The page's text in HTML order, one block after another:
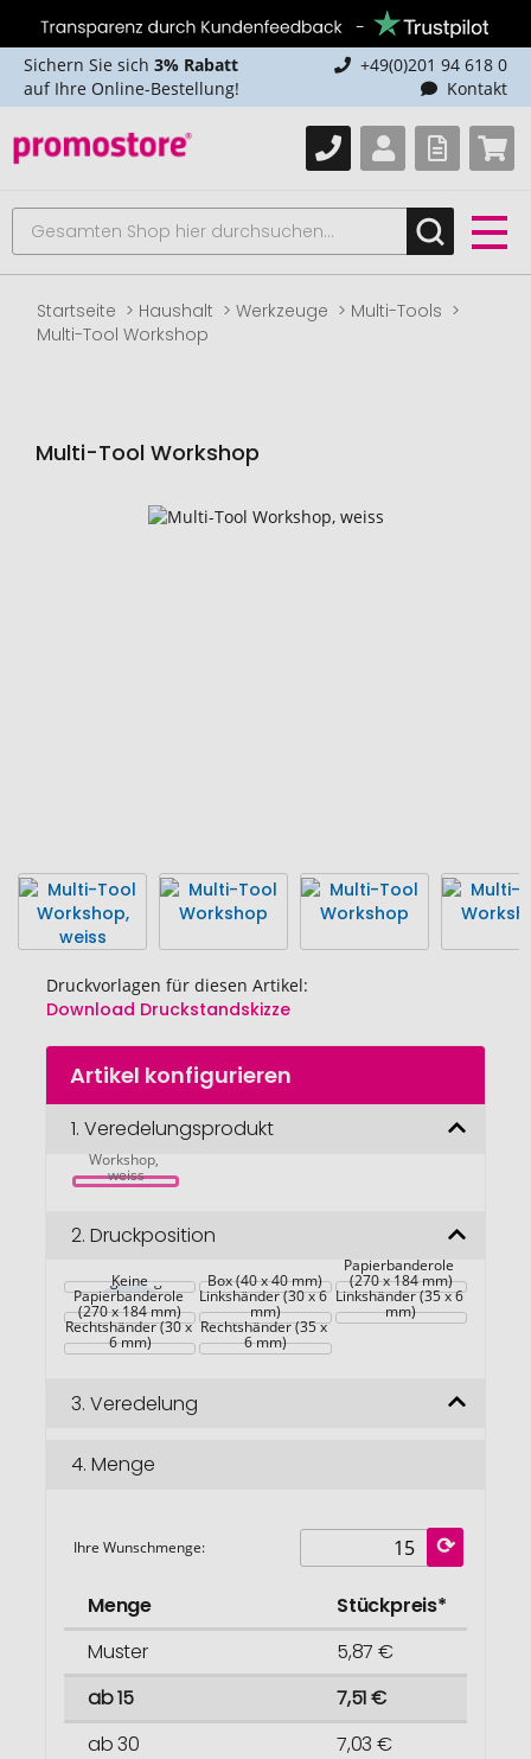
Sichern Sie sich 3% Rabatt
auf Ihre Online-Bestellung!
+49(0)201 94 618 0
Kontakt
Startseite Haushalt Werkzeuge
Multi-Tools
Multi-Tool Workshop
Multi-Tool Workshop
Druckvorlagen für diesen Artikel:
Download Druckstandskizze
Zum
Anfang
Bildgalerie
Artikel konfigurieren
1. Veredelungsprodukt
Workshop,
weiss
2. Druckposition
Keine Box (40 x 40 mm)
Maßgefertigte
Papierbanderole
(270 x 184 mm)
Maßgefertigte
Papierbanderole
(270 x 184 mm)
Multi-Tool - für
Linkshänder (30 x 6
mm)
Multi-Tool - für
Linkshänder (35 x 6
mm)
Multi-Tool - für
Rechtshänder (30 x
6 mm)
Multi-Tool - für
Rechtshänder (35 x
6 mm)
3. Veredelung
4. Menge
Ihre Wunschmenge:
Menge
Stückpreis*
Muster
5,87 €
ab 15
7,51 €
ab 30
7,03 €